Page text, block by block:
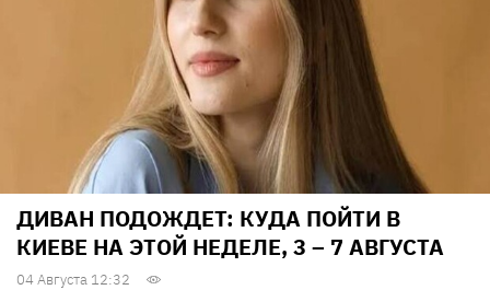
ДИВАН ПОДОЖДЕТ: КУДА ПОЙТИ В
КИЕВЕ НА ЭТОЙ НЕДЕЛЕ, 3 – 7 АВГУСТА
04 Августа 12:32